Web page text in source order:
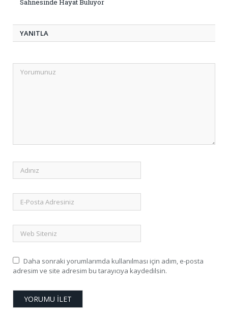
Sahnesinde Hayat Buluyor
YANITLA
Daha sonraki yorumlarımda kullanılması için adım, e-posta
adresim ve site adresim bu tarayıcıya kaydedilsin.